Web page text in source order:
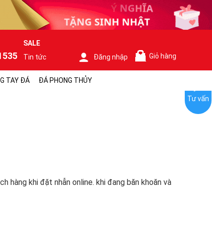
SALE
Tin tức
Đăng nhập Giỏ hàng
TAY ĐÁ ĐÁ PHONG THỦY
hàng khi đặt nhẫn online. khi đang băn khoăn và
Tư vấn